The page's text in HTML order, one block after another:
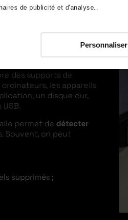
de publicité et d'analyse..
Personnaliser
est un
sur un système
piratage, etc.)
être réalisée pour
des supports de
les appareils
un disque dur,
permet de détecter
Souvent, on peut
supprimés ;